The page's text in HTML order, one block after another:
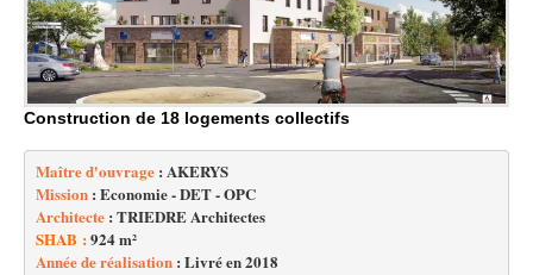
Construction de 18 logements collectifs
Maître d'ouvrage
: AKERYS
Mission
: Economie - DET - OPC
Architecte : TRIEDRE Architectes
SHAB : 924 m²
Année de réalisation : Livré en 2018